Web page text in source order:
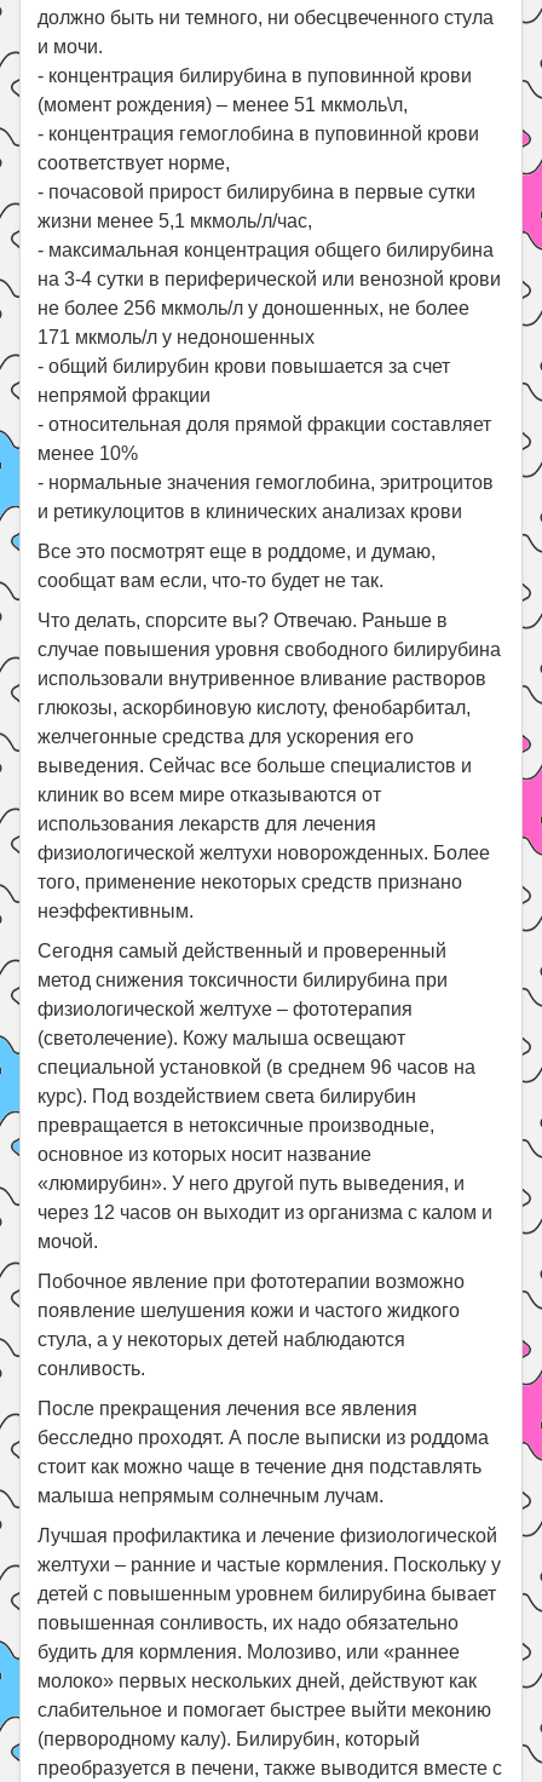
должно быть ни темного, ни обесцвеченного стула
и мочи.
- концентрация билирубина в пуповинной крови
(момент рождения) – менее 51 мкмоль\л,
- концентрация гемоглобина в пуповинной крови
соответствует норме,
- почасовой прирост билирубина в первые сутки
жизни менее 5,1 мкмоль/л/час,
- максимальная концентрация общего билирубина
на 3-4 сутки в периферической или венозной крови
не более 256 мкмоль/л у доношенных, не более
171 мкмоль/л у недоношенных
- общий билирубин крови повышается за счет
непрямой фракции
- относительная доля прямой фракции составляет
менее 10%
- нормальные значения гемоглобина, эритроцитов
и ретикулоцитов в клинических анализах крови
Все это посмотрят еще в роддоме, и думаю,
сообщат вам если, что-то будет не так.
Что делать, спорсите вы? Отвечаю. Раньше в
случае повышения уровня свободного билирубина
использовали внутривенное вливание растворов
глюкозы, аскорбиновую кислоту, фенобарбитал,
желчегонные средства для ускорения его
выведения. Сейчас все больше специалистов и
клиник во всем мире отказываются от
использования лекарств для лечения
физиологической желтухи новорожденных. Более
того, применение некоторых средств признано
неэффективным.
Сегодня самый действенный и проверенный
метод снижения токсичности билирубина при
физиологической желтухе – фототерапия
(светолечение). Кожу малыша освещают
специальной установкой (в среднем 96 часов на
курс). Под воздействием света билирубин
превращается в нетоксичные производные,
основное из которых носит название
«люмирубин». У него другой путь выведения, и
через 12 часов он выходит из организма с калом и
мочой.
Побочное явление при фототерапии возможно
появление шелушения кожи и частого жидкого
стула, а у некоторых детей наблюдаются
сонливость.
После прекращения лечения все явления
бесследно проходят. А после выписки из роддома
стоит как можно чаще в течение дня подставлять
малыша непрямым солнечным лучам.
Лучшая профилактика и лечение физиологической
желтухи – ранние и частые кормления. Поскольку у
детей с повышенным уровнем билирубина бывает
повышенная сонливость, их надо обязательно
будить для кормления. Молозиво, или «раннее
молоко» первых нескольких дней, действуют как
слабительное и помогает быстрее выйти меконию
(первородному калу). Билирубин, который
преобразуется в печени, также выводится вместе с